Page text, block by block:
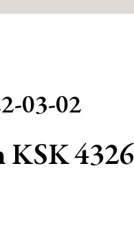
03-02
KSK 4326